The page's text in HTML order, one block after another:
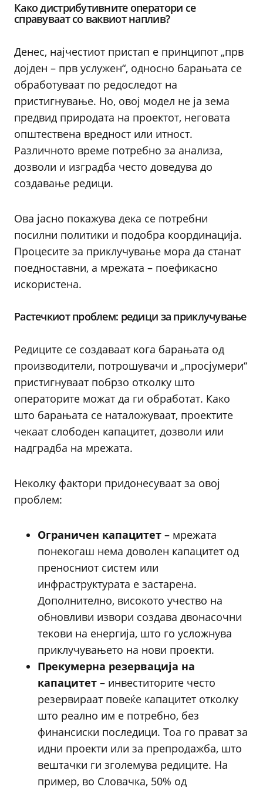
Како дистрибутивните оператори се
справуваат со ваквиот наплив?
Денес, најчестиот пристап е принципот „прв
дојден – прв услужен“, односно барањата се
обработуваат по редоследот на
пристигнување. Но, овој модел не ја зема
предвид природата на проектот, неговата
општествена вредност или итност.
Различното време потребно за анализа,
дозволи и изградба често доведува до
создавање редици.
Ова јасно покажува дека се потребни
посилни политики и подобра координација.
Процесите за приклучување мора да станат
поедноставни, а мрежата – поефикасно
искористена.
Растечкиот проблем: редици за приклучување
Редиците се создаваат кога барањата од
производители, потрошувачи и „просјумери“
пристигнуваат побрзо отколку што
операторите можат да ги обработат. Како
што барањата се наталожуваат, проектите
чекаат слободен капацитет, дозволи или
надградба на мрежата.
Неколку фактори придонесуваат за овој
проблем:
Ограничен капацитет – мрежата
понекогаш нема доволен капацитет од
преносниот систем или
инфраструктурата е застарена.
Дополнително, високото учество на
обновливи извори создава двонасочни
текови на енергија, што го усложнува
приклучувањето на нови проекти.
Прекумерна резервација на
капацитет – инвеститорите често
резервираат повеќе капацитет отколку
што реално им е потребно, без
финансиски последици. Тоа го прават за
идни проекти или за препродажба, што
вештачки ги зголемува редиците. На
пример, во Словачка, 50% од